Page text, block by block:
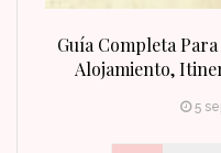
Guía Completa
Alojamiento,
5